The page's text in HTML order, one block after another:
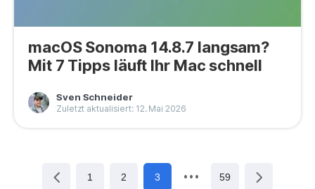
macOS Sonoma 14.8.7 langsam?
Mit 7 Tipps läuft Ihr Mac schnell
Sven Schneider
Zuletzt aktualisiert: 12. Mai 2026
1 2 3 59